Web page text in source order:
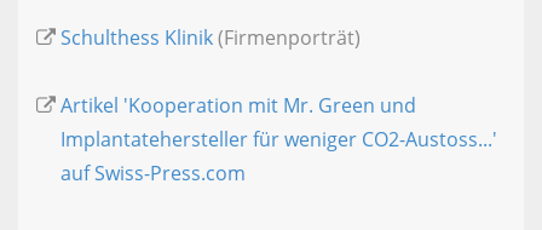
Schulthess Klinik(Firmenporträt)
Artikel 'Kooperation mit Mr. Green und
Implantatehersteller für weniger CO2-Austoss...'
auf Swiss-Press.com